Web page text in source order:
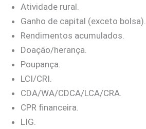
Atividade rural.
Ganho de capital (exceto bolsa).
Rendimentos acumulados.
Doação/herança.
Poupança.
LCI/CRI.
CDA/WA/CDCA/LCA/CRA.
CPR financeira.
LIG.